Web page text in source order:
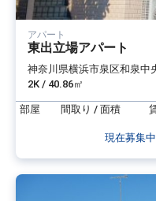
アパート
東出立場アパート
神奈川県横浜市泉区和泉中
2K / 40.86㎡
部屋 間取り / 面積
現在募集